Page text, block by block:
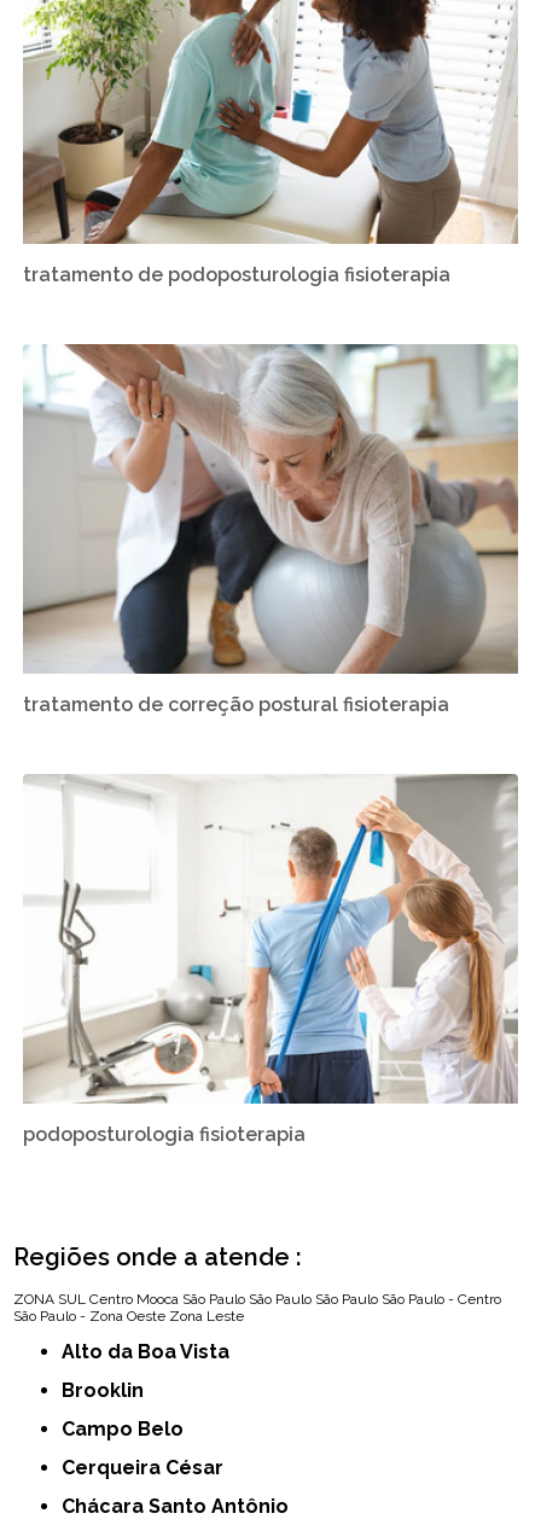
tratamento de podoposturologia fisioterapia
tratamento de correção postural fisioterapia
podoposturologia fisioterapia
Regiões onde a atende :
ZONA SUL Centro Mooca São Paulo São Paulo São Paulo São Paulo - Centro
São Paulo - Zona Oeste Zona Leste
Alto da Boa Vista
Brooklin
Campo Belo
Cerqueira César
Chácara Santo Antônio